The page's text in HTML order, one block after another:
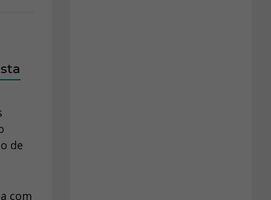
de
com